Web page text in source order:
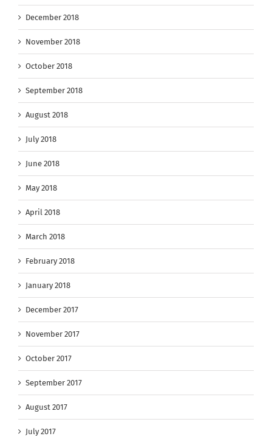
December 2018
November 2018
October 2018
September 2018
August 2018
July 2018
June 2018
May 2018
April 2018
March 2018
February 2018
January 2018
December 2017
November 2017
October 2017
September 2017
August 2017
July 2017